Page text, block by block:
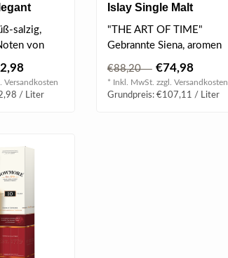
Islay
salzig,
von
Versandkosten
/ Liter
Islay Single Malt
Scotch Whisky 0.7 l
43% vol
"THE ART OF TIME"
Gebrannte Siena, aromen
und Rosinen e..
€88,20 €74,98
* Inkl. MwSt. zzgl. Versandkosten
Grundpreis: €107,11 / Liter